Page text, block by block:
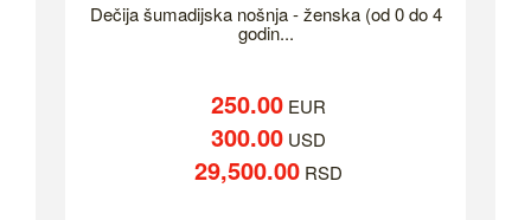
Dečija šumadijska nošnja - ženska (od 0 do 4
godin...
250.00 EUR
300.00 USD
29,500.00 RSD